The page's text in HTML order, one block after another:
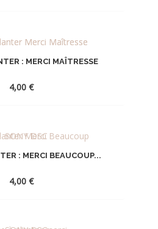
LA
: MERCI MAÎTRESSE
4,00 €
LA
: MERCI BEAUCOUP...
4,00 €